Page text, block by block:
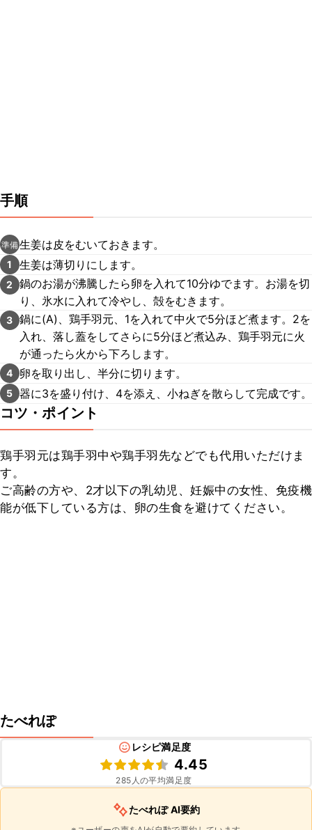
手順
準備生姜は皮をむいておきます。
1 生姜は薄切りにします。
2
鍋のお湯が沸騰したら卵を入れて10分ゆでます。お湯を切
り、氷水に入れて冷やし、殻をむきます。
3 鍋に(A)、鶏手羽元、1を入れて中火で5分ほど煮ます。2を
入れ、落し蓋をしてさらに5分ほど煮込み、鶏手羽元に火
が通ったら火から下ろします。
4 卵を取り出し、半分に切ります。
5 器に3を盛り付け、4を添え、小ねぎを散らして完成です。
コツ・ポイント
鶏手羽元は鶏手羽中や鶏手羽先などでも代用いただけま
す。
ご高齢の方や、2才以下の乳幼児、妊娠中の女性、免疫機
能が低下している方は、卵の生食を避けてください。
たべれぽ
レシピ満足度
4.45
285 人の平均満足度
たべれぽ AI要約